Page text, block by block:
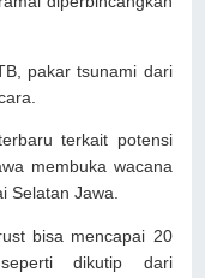
pakar tsunami dari
terkait potensi
membuka wacana
Selatan Jawa.
bisa mencapai 20
dikutip dari